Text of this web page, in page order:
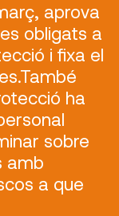
aprova
obligats a
i fixa el
ha
sobre
amb
a que